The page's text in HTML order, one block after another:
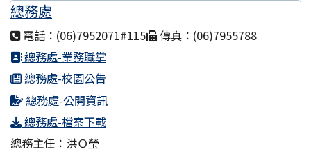
總務處
電話：(06)7952071#115
傳真：(06)7955788
總務處-業務職掌
總務處-校園公告
總務處-公開資訊
總務處-檔案下載
總務主任：洪Ｏ瑩